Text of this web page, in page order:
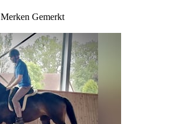
Merken Gemerkt